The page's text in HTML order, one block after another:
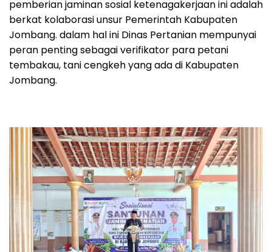
pemberian jaminan sosial ketenagakerjaan ini adalah
berkat kolaborasi unsur Pemerintah Kabupaten
Jombang. dalam hal ini Dinas Pertanian mempunyai
peran penting sebagai verifikator para petani
tembakau, tani cengkeh yang ada di Kabupaten
Jombang.